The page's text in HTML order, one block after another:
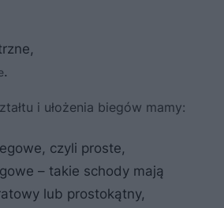
.
i ułożenia biegów mamy:
czyli proste,
– takie schody mają
lub prostokątny,